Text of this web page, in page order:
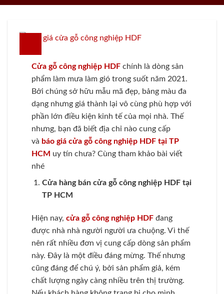
Cửa gỗ công nghiệp HDF chính là dòng sản
phẩm làm mưa làm gió trong suốt năm 2021.
Bởi chúng sở hữu mẫu mã đẹp, bảng màu đa
dạng nhưng giá thành lại vô cùng phù hợp với
phần lớn điều kiện kinh tế của mọi nhà. Thế
nhưng, bạn đã biết địa chỉ nào cung cấp
và báo giá cửa gỗ công nghiệp HDF tại TP
HCM uy tín chưa? Cùng tham khảo bài viết
nhé
Cửa hàng bán cửa gỗ công nghiệp HDF tại
TP HCM
Hiện nay, cửa gỗ công nghiệp HDF đang
được nhà nhà người người ưa chuộng. Vì thế
nên rất nhiều đơn vị cung cấp dòng sản phẩm
này. Đây là một điều đáng mừng. Thế nhưng
cũng đáng để chú ý, bởi sản phẩm giả, kém
chất lượng ngày càng nhiều trên thị trường.